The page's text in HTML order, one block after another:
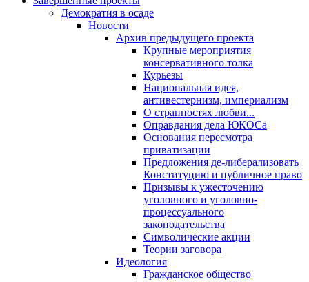
Демократия в осаде
Новости
Архив предыдущего проекта
Крупные мероприятия
консервативного толка
Курьезы
Национальная идея,
антивестернизм, империализм
О странностях любви...
Оправдания дела ЮКОСа
Основания пересмотра
приватизации
Предложения де-либерализовать
Конституцию и публичное право
Призывы к ужесточению
уголовного и уголовно-
процессуального
законодательства
Символические акции
Теории заговора
Идеология
Гражданское общество